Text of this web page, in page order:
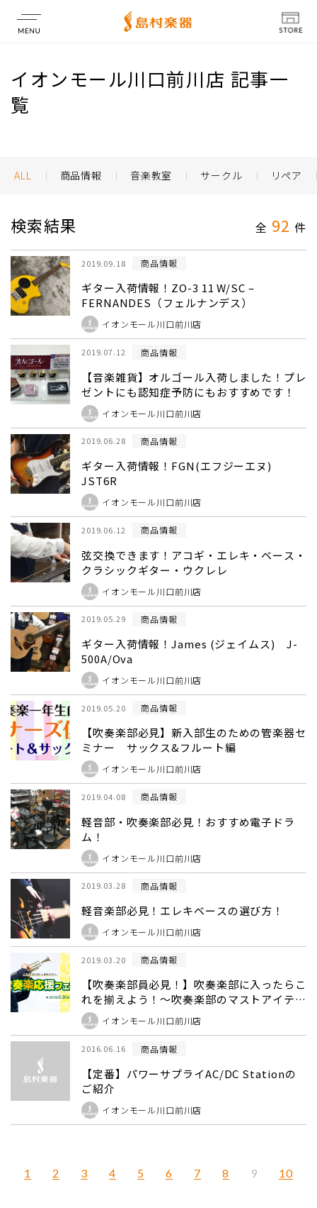
店舗情報
イオンモール川口前川店 記事一
覧
ALL 商品情報 音楽教室 サークル リペア
検索結果 全 92 件
2019.09.18 商品情報
ギター入荷情報！ZO-3 11 W/SC –
FERNANDES（フェルナンデス）
イオンモール川口前川店
2019.07.12 商品情報
【音楽雑貨】オルゴール入荷しました！プレ
ゼントにも認知症予防にもおすすめです！
イオンモール川口前川店
2019.06.28 商品情報
ギター入荷情報！FGN(エフジーエヌ)
JST6R
イオンモール川口前川店
2019.06.12 商品情報
弦交換できます！アコギ・エレキ・ベース・
クラシックギター・ウクレレ
イオンモール川口前川店
2019.05.29 商品情報
ギター入荷情報！James (ジェイムス) J-
500A/Ova
イオンモール川口前川店
2019.05.20 商品情報
【吹奏楽部必見】新入部生のための管楽器セ
ミナー サックス&フルート編
イオンモール川口前川店
2019.04.08 商品情報
軽音部・吹奏楽部必見！おすすめ電子ドラ
ム！
イオンモール川口前川店
2019.03.28 商品情報
軽音楽部必見！エレキベースの選び方！
イオンモール川口前川店
2019.03.20 商品情報
【吹奏楽部員必見！】吹奏楽部に入ったらこ
れを揃えよう！～吹奏楽部のマストアイテム
編～ イオンモール川口前川店
2016.06.16 商品情報
【定番】パワーサプライAC/DC Stationの
ご紹介
イオンモール川口前川店
1 2 3 4 5 6 7 8 9 10